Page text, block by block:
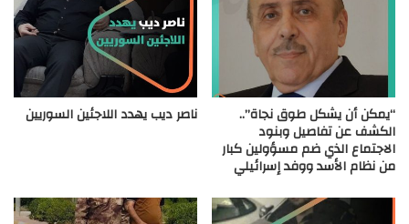
“يمكن أن يشكل طوق نجاة”..
الكشف عن تفاصيل وبنود
الاجتماع الذي ضم مسؤولين كبار
من نظام الأسد ووفد إسرائيلي
ناصر ديب يهدد اللاجئين السوريين